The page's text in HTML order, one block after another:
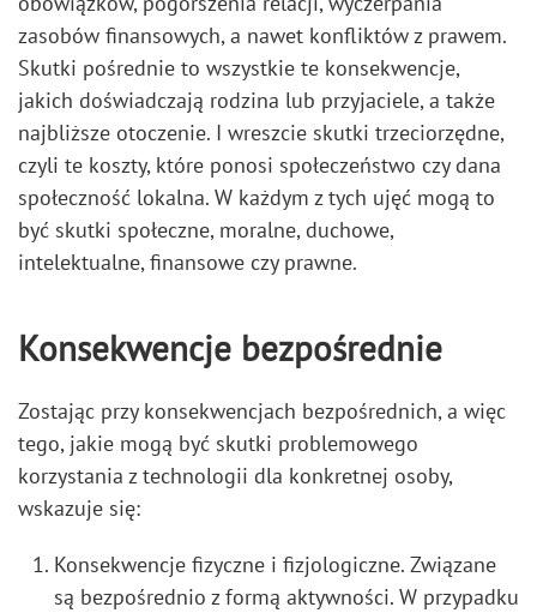
zasobów finansowych, a nawet konfliktów z prawem.
Skutki pośrednie to wszystkie te konsekwencje,
jakich doświadczają rodzina lub przyjaciele, a także
najbliższe otoczenie. I wreszcie skutki trzeciorzędne,
czyli te koszty, które ponosi społeczeństwo czy dana
społeczność lokalna. W każdym z tych ujęć mogą to
być skutki społeczne, moralne, duchowe,
intelektualne, finansowe czy prawne.
Konsekwencje bezpośrednie
Zostając przy konsekwencjach bezpośrednich, a więc
tego, jakie mogą być skutki problemowego
korzystania z technologii dla konkretnej osoby,
wskazuje się:
Konsekwencje fizyczne i fizjologiczne. Związane
są bezpośrednio z formą aktywności. W przypadku